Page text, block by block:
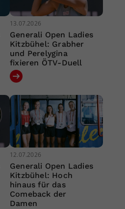
13.07.2026
Generali Open Ladies
Kitzbühel: Grabher
und Perelygina
fixieren ÖTV-Duell
12.07.2026
Generali Open Ladies
Kitzbühel: Hoch
hinaus für das
Comeback der
Damen